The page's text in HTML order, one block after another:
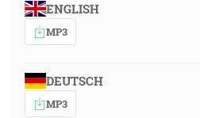
ENGLISH
MP3
DEUTSCH
MP3